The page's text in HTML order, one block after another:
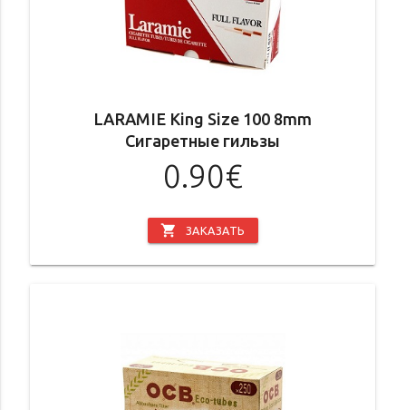
LARAMIE King Size 100 8mm
Сигаретные гильзы
0.90€
shopping_cart ЗАКАЗАТЬ